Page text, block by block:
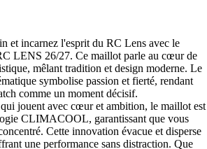
et incarnez l'esprit du RC Lens avec le
LENS 26/27. Ce maillot parle au cœur de
mêlant tradition et design moderne. Le
symbolise passion et fierté, rendant
comme un moment décisif.
jouent avec cœur et ambition, le maillot est
CLIMACOOL, garantissant que vous
Cette innovation évacue et disperse
une performance sans distraction. Que